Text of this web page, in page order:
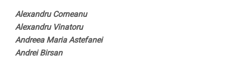
Alexandru Corneanu
Alexandru Vinatoru
Andreea Maria Astefanei
Andrei Birsan